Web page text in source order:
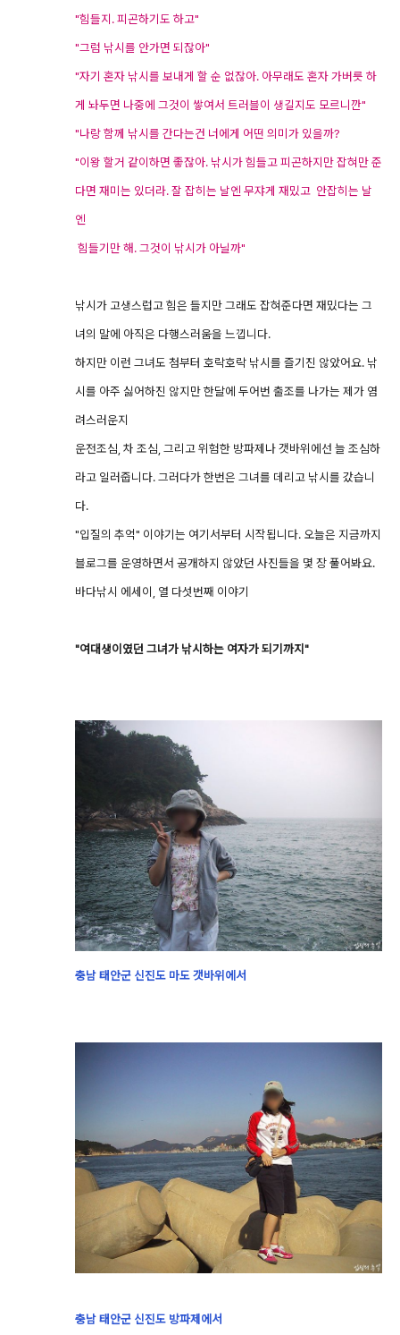
"힘들지. 피곤하기도 하고"
"그럼 낚시를 안가면 되잖아"
"자기 혼자 낚시를 보내게 할 순 없잖아. 아무래도 혼자 가버릇 하
게 놔두면 나중에 그것이 쌓여서 트러블이 생길지도 모르니깐"
"나랑 함께 낚시를 간다는건 너에게 어떤 의미가 있을까?
"이왕 할거 같이하면 좋잖아. 낚시가 힘들고 피곤하지만 잡혀만 준
다면 재미는 있더라. 잘 잡히는 날엔 무쟈게 재밌고 안잡히는 날
엔
힘들기만 해. 그것이 낚시가 아닐까"
낚시가 고생스럽고 힘은 들지만 그래도 잡혀준다면 재밌다는 그
녀의 말에 아직은 다행스러움을 느낍니다.
하지만 이런 그녀도 첨부터 호락호락 낚시를 즐기진 않았어요. 낚
시를 아주 싫어하진 않지만 한달에 두어번 출조를 나가는 제가 염
려스러운지
운전조심, 차 조심, 그리고 위험한 방파제나 갯바위에선 늘 조심하
라고 일러줍니다. 그러다가 한번은 그녀를 데리고 낚시를 갔습니
다.
"입질의 추억" 이야기는 여기서부터 시작됩니다. 오늘은 지금까지
블로그를 운영하면서 공개하지 않았던 사진들을 몇 장 풀어봐요.
바다낚시 에세이, 열 다섯번째 이야기
"여대생이였던 그녀가 낚시하는 여자가 되기까지"
충남 태안군 신진도 마도 갯바위에서
충남 태안군 신진도 방파제에서